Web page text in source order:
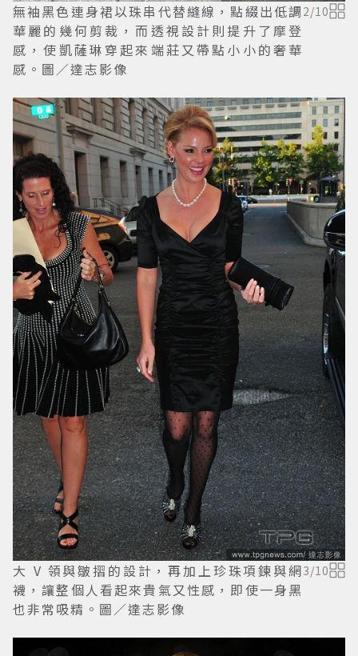
無袖黑色連身裙以珠串代替縫線，點綴出低調
華麗的幾何剪裁，而透視設計則提升了摩登
感，使凱薩琳穿起來端莊又帶點小小的奢華
感。圖／達志影像
2/10
大 V 領與皺摺的設計，再加上珍珠項鍊與網
襪，讓整個人看起來貴氣又性感，即使一身黑
也非常吸精。圖／達志影像
3/10